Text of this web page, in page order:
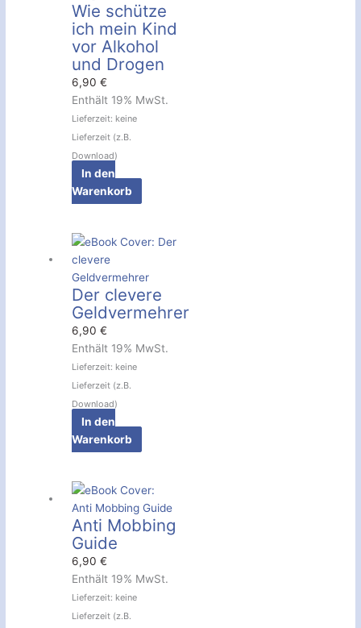
Wie schütze
ich mein Kind
vor Alkohol
und Drogen
6,90€
Enthält 19% MwSt.
Lieferzeit: keine
Lieferzeit (z.B.
Download)
In den
Warenkorb
Der clevere
Geldvermehrer
6,90€
Enthält 19% MwSt.
Lieferzeit: keine
Lieferzeit (z.B.
Download)
In den
Warenkorb
Anti Mobbing
Guide
6,90€
Enthält 19% MwSt.
Lieferzeit: keine
Lieferzeit (z.B.